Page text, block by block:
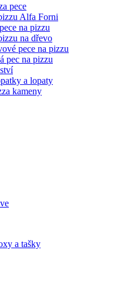
pece
Alfa Forni
na pizzu
na dřevo
pece na pizzu
pec na pizzu
a lopaty
kameny
a tašky